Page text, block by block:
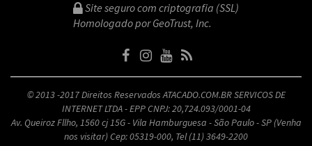
Site seguro com criptografia (SSL)
Homologado por GeoTrust, Inc.
© 2013 -2017 Direitos Reservados ATACADO.COM.BR SERVICOS DE
INTERNET LTDA - EPP CNPJ: 20,724.093/0001-04
Av. Queiroz Fllho, 1560 cj 15G - Vila Hamburguesa - São Paulo - SP (Venha
nos visitar) Cep: 05319-000, Tel (11) 3649-2200